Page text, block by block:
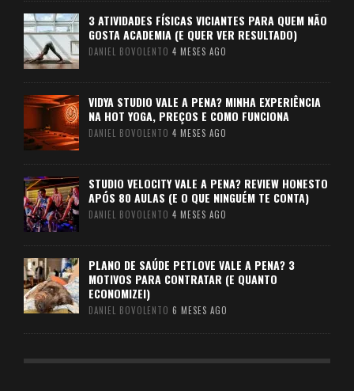
3 ATIVIDADES FÍSICAS VICIANTES PARA QUEM NÃO
GOSTA ACADEMIA (E QUER VER RESULTADO)
DANIEL BOVOLENTO 4 MESES AGO
VIDYA STUDIO VALE A PENA? MINHA EXPERIÊNCIA
NA HOT YOGA, PREÇOS E COMO FUNCIONA
DANIEL BOVOLENTO 4 MESES AGO
STUDIO VELOCITY VALE A PENA? REVIEW HONESTO
APÓS 80 AULAS (E O QUE NINGUÉM TE CONTA)
DANIEL BOVOLENTO 4 MESES AGO
PLANO DE SAÚDE PETLOVE VALE A PENA? 3
MOTIVOS PARA CONTRATAR (E QUANTO
ECONOMIZEI)
DANIEL BOVOLENTO 6 MESES AGO